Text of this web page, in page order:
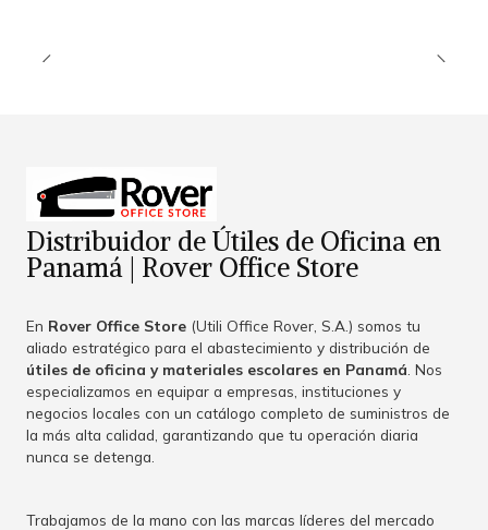
Distribuidor de Útiles de Oficina en
Panamá | Rover Office Store
En Rover Office Store (Utili Office Rover, S.A.) somos tu
aliado estratégico para el abastecimiento y distribución de
útiles de oficina y materiales escolares en Panamá . Nos
especializamos en equipar a empresas, instituciones y
negocios locales con un catálogo completo de suministros de
la más alta calidad, garantizando que tu operación diaria
nunca se detenga.
Trabajamos de la mano con las marcas líderes del mercado